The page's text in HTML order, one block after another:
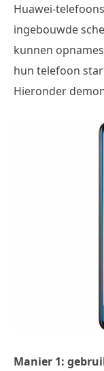
Huawei-
ingebouwde
kunnen
hun telefoon
Hieronder
Manier 1: